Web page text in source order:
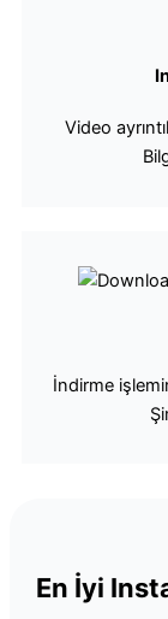
Video
İndirme
En İyi